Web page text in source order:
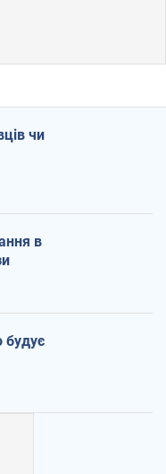
чи
в
будує